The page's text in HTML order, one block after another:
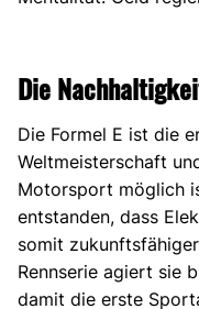
Die
Die Formel E ist die
Weltmeisterschaft
Motorsport möglich
entstanden, dass
somit
Rennserie agiert sie
damit die erste